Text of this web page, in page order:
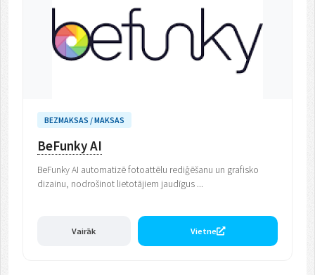
BEZMAKSAS / MAKSAS
BeFunky AI
BeFunky AI automatizē fotoattēlu rediģēšanu un grafisko
dizainu, nodrošinot lietotājiem jaudīgus ...
Vairāk Vietne